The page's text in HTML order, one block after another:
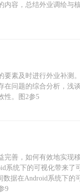
容，总结外业调绘与
素及时进行外业补测
问题的综合分析，浅
性。图2参5
善，如何有效地实现
系统下的可视化带来了
据在Android系统下的
9